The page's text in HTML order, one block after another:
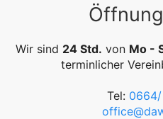
Wir sind 24 Std. von Mo -
terminlicher
Tel: 0664/